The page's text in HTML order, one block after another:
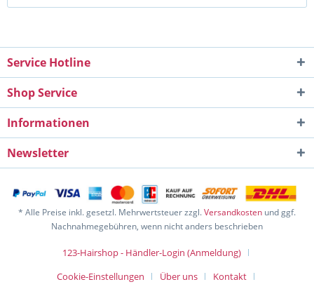
Service Hotline
Shop Service
Informationen
Newsletter
* Alle Preise inkl. gesetzl. Mehrwertsteuer zzgl.Versandkosten und ggf.
Nachnahmegebühren, wenn nicht anders beschrieben
123-Hairshop - Händler-Login (Anmeldung)
Cookie-Einstellungen
Über uns Kontakt